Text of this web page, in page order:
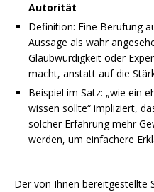
Autorität
Definition: Eine Berufung
Aussage als wahr
Glaubwürdigkeit oder
macht, anstatt auf die
Beispiel im Satz: „wie ein
wissen sollte“ impliziert,
solcher Erfahrung mehr
werden, um einfachere
Der von Ihnen bereitgestellte